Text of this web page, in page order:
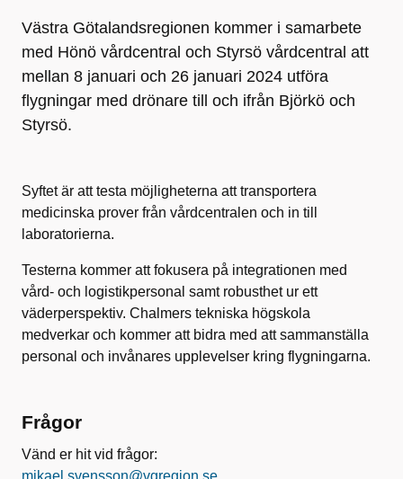
Västra Götalandsregionen kommer i samarbete
med Hönö vårdcentral och Styrsö vårdcentral att
mellan 8 januari och 26 januari 2024 utföra
flygningar med drönare till och ifrån Björkö och
Styrsö.
Syftet är att testa möjligheterna att transportera
medicinska prover från vårdcentralen och in till
laboratorierna.
Testerna kommer att fokusera på integrationen med
vård- och logistikpersonal samt robusthet ur ett
väderperspektiv. Chalmers tekniska högskola
medverkar och kommer att bidra med att sammanställa
personal och invånares upplevelser kring flygningarna.
Frågor
Vänd er hit vid frågor:
mikael.svensson@vgregion.se